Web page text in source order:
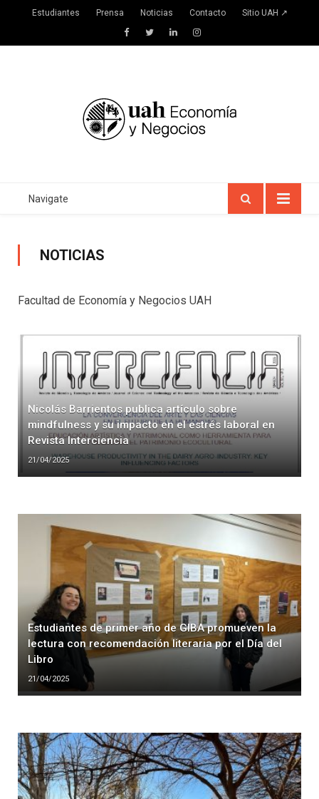
Estudiantes Prensa Noticias Contacto Sitio UAH ↗
FacebookTwitterLinkedInInstagram
Navigate
NOTICIAS
Facultad de Economía y Negocios UAH
Nicolás Barrientos publica artículo sobre
mindfulness y su impacto en el estrés laboral en
Revista Interciencia
21/04/2025
Estudiantes de primer año de GIBA promueven la
lectura con recomendación literaria por el Día del
Libro
21/04/2025